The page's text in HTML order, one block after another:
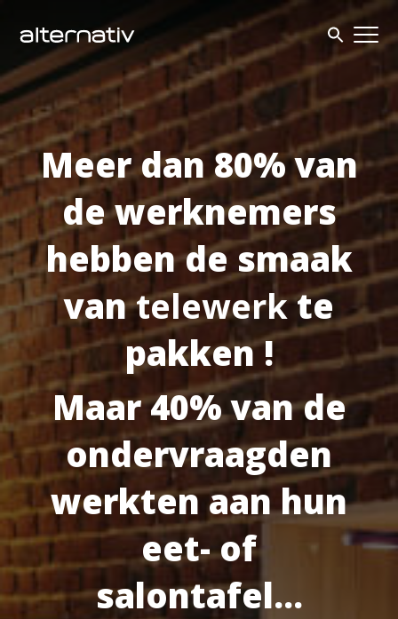
content
Meer dan 80% van
de werknemers
hebben de smaak
vantelewerkte
pakken !
Maar 40% van de
ondervraagden
werkten aan hun
eet- of
salontafel…